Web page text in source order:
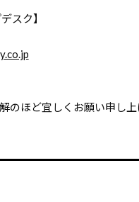
スク】
のほど宜しくお願い申し上